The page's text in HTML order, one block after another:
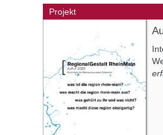
Projekt